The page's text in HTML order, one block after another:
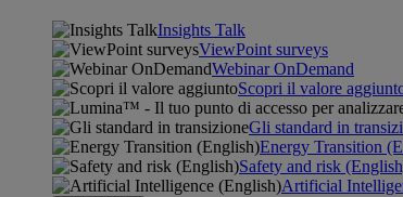
Insights Talk
ViewPoint surveys
Webinar OnDemand
Scopri il valore
Gli standard in
Energy Transition
Safety and risk
Artificial